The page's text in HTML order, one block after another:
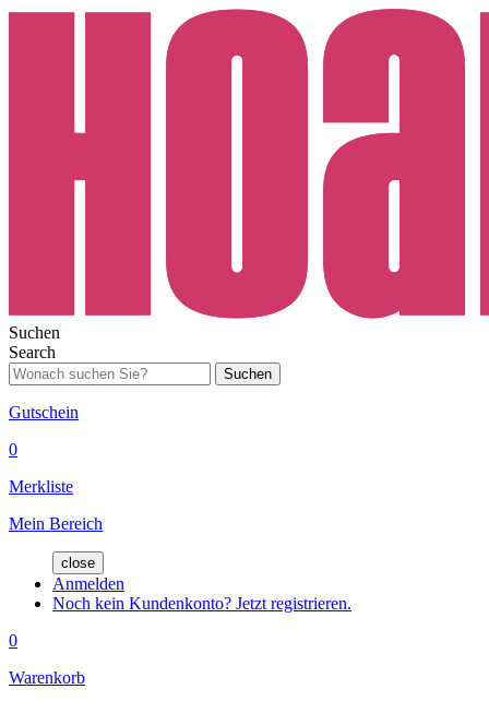
Suchen
Search
Suchen
Gutschein
0
Merkliste
Mein Bereich
close
Anmelden
Noch kein Kundenkonto? Jetzt registrieren.
0
Warenkorb